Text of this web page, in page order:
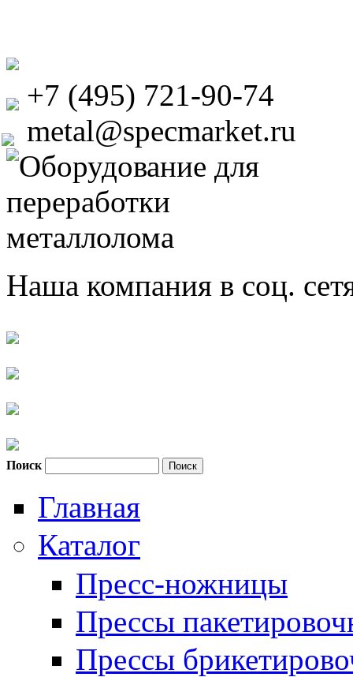
+7 (495) 721-90-74
metal@specmarket.ru
Наша компания в соц.
Поиск
Главная
Каталог
Пресс-ножницы
Прессы
Прессы